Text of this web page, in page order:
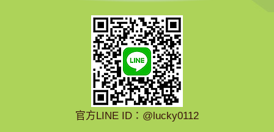
官方LINE ID：@lucky0112